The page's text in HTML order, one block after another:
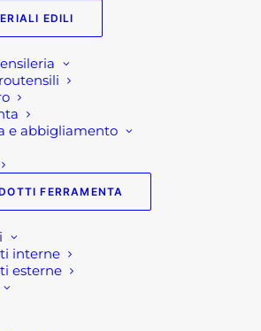
EDILI
e abbigliamento
FERRAMENTA
interne
esterne
non fa per voi….da noi
di qualità delle migliori
e misure.
sono disponibili presso i
Commerciale direttamente in
“ giardinaggio Bergamo”,
“attrezzi giardinaggio”,
“utensili giardinaggio” o
i nostri punti vendita e il
Rota Commerciale sono a tua